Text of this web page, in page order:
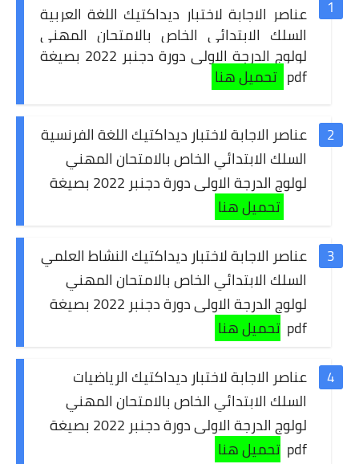
عناصر الاجابة لاختبار ديداكتيك اللغة العربية
السلك الابتدائي الخاص بالامتحان المهني
لولوج الدرجة الاولى دورة دجنبر 2022 بصيغة
pdf تحميل هنا
عناصر الاجابة لاختبار ديداكتيك اللغة الفرنسية
السلك الابتدائي الخاص بالامتحان المهني
لولوج الدرجة الاولى دورة دجنبر 2022 بصيغة
تحميل هنا
عناصر الاجابة لاختبار ديداكتيك النشاط العلمي
السلك الابتدائي الخاص بالامتحان المهني
لولوج الدرجة الاولى دورة دجنبر 2022 بصيغة
pdf تحميل هنا
عناصر الاجابة لاختبار ديداكتيك الرياضيات
السلك الابتدائي الخاص بالامتحان المهني
لولوج الدرجة الاولى دورة دجنبر 2022 بصيغة
pdf تحميل هنا